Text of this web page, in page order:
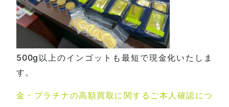
500g以上のインゴットも最短で現金化いたしま
す。
金・プラチナの高額買取に関するご本人確認につ